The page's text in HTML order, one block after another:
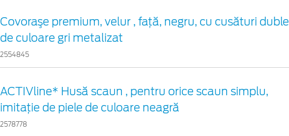
Covoraşe premium, velur , față, negru, cu cusături duble
de culoare gri metalizat
2554845
ACTIVline* Husă scaun , pentru orice scaun simplu,
imitație de piele de culoare neagră
2578778